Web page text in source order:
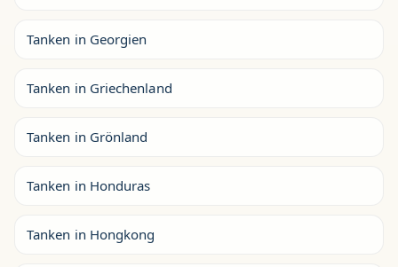
Tanken in Georgien
Tanken in Griechenland
Tanken in Grönland
Tanken in Honduras
Tanken in Hongkong